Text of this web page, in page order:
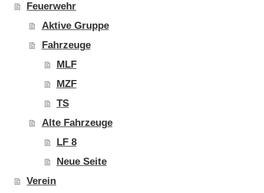
Feuerwehr
Aktive Gruppe
Fahrzeuge
MLF
MZF
TS
Alte Fahrzeuge
LF 8
Neue Seite
Verein